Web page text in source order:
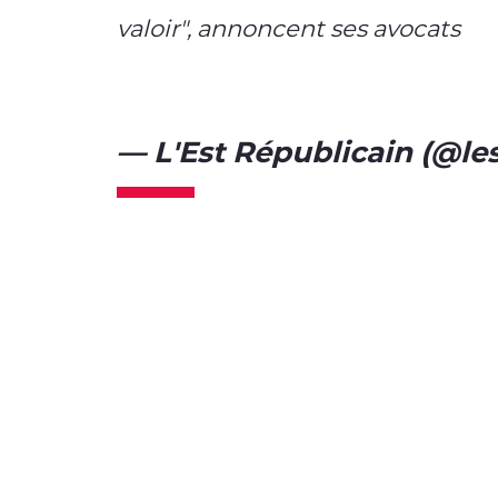
valoir", annoncent ses avocats
— L'Est Républicain